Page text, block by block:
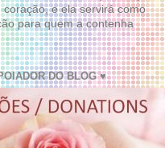
coração, e ela servirá como
para quem a contenha
DO BLOG ♥